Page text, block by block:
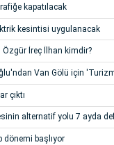
kapatılacak
kesintisi uygulanacak
İreç İlhan kimdir?
Van Gölü için 'Turizm
çıktı
alternatif yolu 7 ayda
dönemi başlıyor